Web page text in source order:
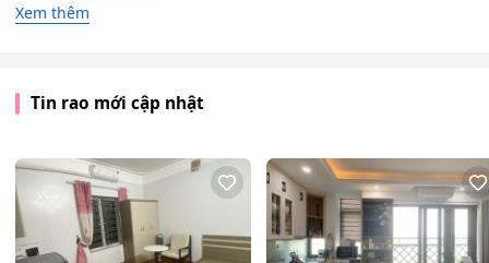
Xem thêm
Tin rao mới cập nhật